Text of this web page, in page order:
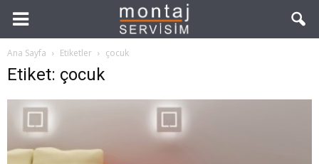
Ana Sayfa Etiketler çocuk
Etiket: çocuk